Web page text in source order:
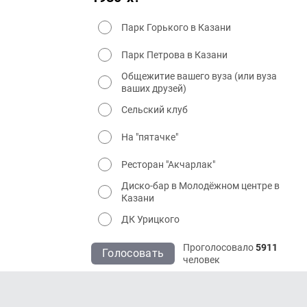
Парк Горького в Казани
Парк Петрова в Казани
Общежитие вашего вуза (или вуза
ваших друзей)
Сельский клуб
На "пятачке"
Ресторан "Акчарлак"
Диско-бар в Молодёжном центре в
Казани
ДК Урицкого
Голосовать Проголосовало5911
человек